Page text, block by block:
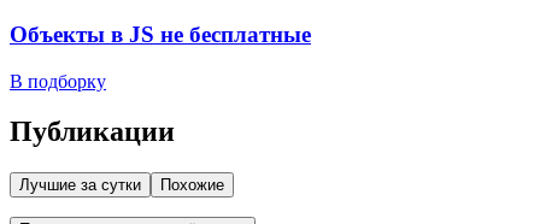
Объекты в JS не бесплатные
В подборку
Публикации
Лучшие за сутки Похожие